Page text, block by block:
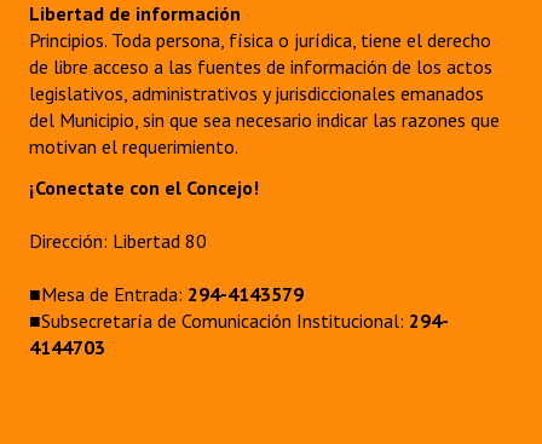
Libertad de información
Principios. Toda persona, física o jurídica, tiene el derecho
de libre acceso a las fuentes de información de los actos
legislativos, administrativos y jurisdiccionales emanados
del Municipio, sin que sea necesario indicar las razones que
motivan el requerimiento.
¡Conectate con el Concejo!
Dirección: Libertad 80
■Mesa de Entrada: 294-4143579
■Subsecretaría de Comunicación Institucional: 294-
4144703